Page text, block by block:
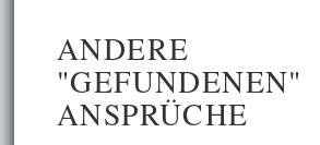
ANDERE
"GEFUNDENEN"
ANSPRÜCHE